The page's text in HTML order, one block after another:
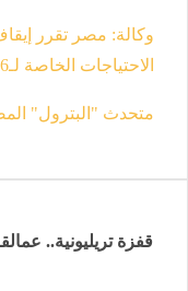
وكالة: مصر تقرر
الاحتياجات الخاصة لـ6 أشهر
متحدث "البترول"